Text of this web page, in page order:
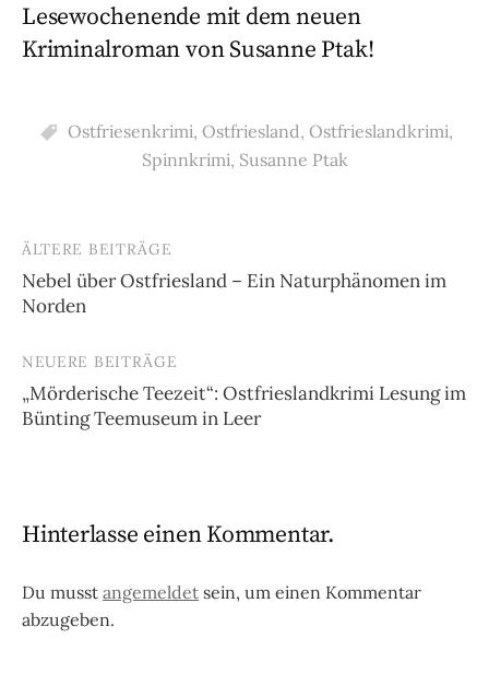
Lesewochenende mit dem neuen
Kriminalroman von Susanne Ptak!
Ostfriesenkrimi, Ostfriesland, Ostfrieslandkrimi,
Spinnkrimi, Susanne Ptak
Beitragsnavigation
ÄLTERE BEITRÄGE
Nebel über Ostfriesland – Ein Naturphänomen im
Norden
NEUERE BEITRÄGE
„Mörderische Teezeit“: Ostfrieslandkrimi Lesung im
Bünting Teemuseum in Leer
Hinterlasse einen Kommentar.
Du musst angemeldet sein, um einen Kommentar
abzugeben.